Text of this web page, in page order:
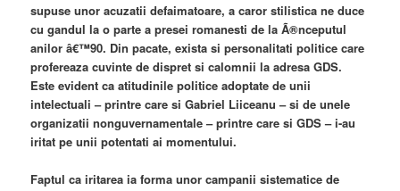
supuse unor acuzatii defaimatoare, a caror stilistica ne duce
cu gandul la o parte a presei romanesti de la Ã®nceputul
anilor â€™90. Din pacate, exista si personalitati politice care
profereaza cuvinte de dispret si calomnii la adresa GDS.
Este evident ca atitudinile politice adoptate de unii
intelectuali – printre care si Gabriel Liiceanu – si de unele
organizatii nonguvernamentale – printre care si GDS – i-au
iritat pe unii potentati ai momentului.
Faptul ca iritarea ia forma unor campanii sistematice de